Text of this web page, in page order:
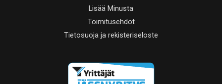
Lisää Minusta
Toimitusehdot
Tietosuoja ja rekisteriseloste